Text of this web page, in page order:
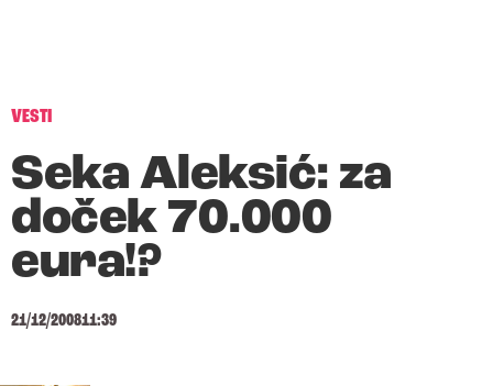
VESTI
Seka Aleksić: za
doček 70.000
eura!?
21/12/200811:39